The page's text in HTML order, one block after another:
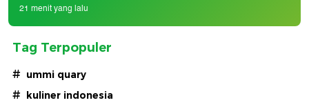
21 menit yang lalu
Tag Terpopuler
# ummi quary
# kuliner indonesia